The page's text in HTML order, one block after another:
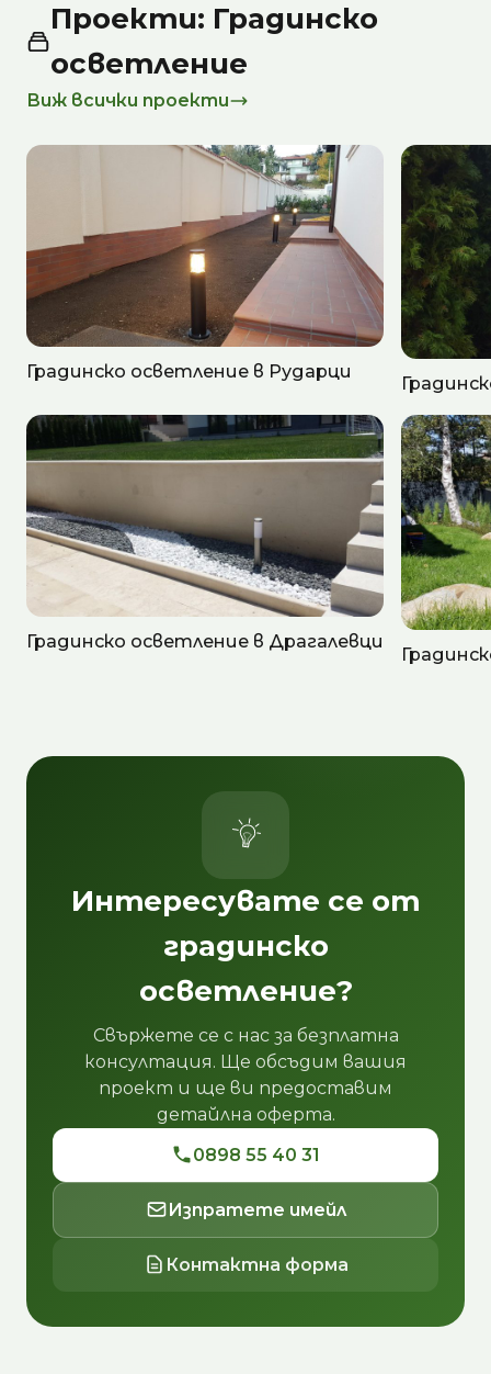
Проекти: Градинско
осветление
Виж всички проекти
Градинско осветление в Рударци
Градинско осветление в Драгалевци
Интересувате се от
градинско
осветление?
Свържете се с нас за безплатна
консултация. Ще обсъдим вашия
проект и ще ви предоставим
детайлна оферта.
0898 55 40 31
Изпратете имейл
Контактна форма